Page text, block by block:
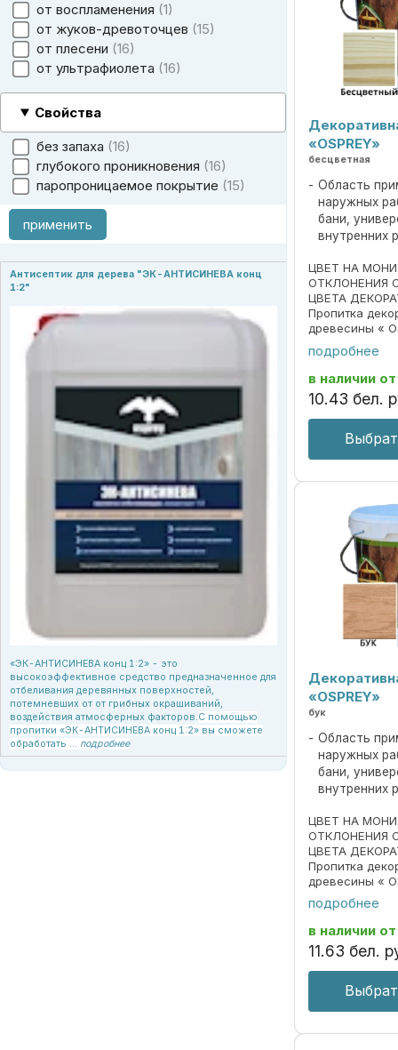
от воспламенения 1
от жуков-древоточцев 15
от плесени 16
от ультрафиолета 16
Свойства
без запаха 16
глубокого проникновения 16
паропроницаемое покрытие 15
применить
Антисептик для дерева "ЭК-АНТИСИНЕВА конц
1:2"
«ЭК-АНТИСИНЕВА конц 1:2» - это
высокоэффективное средство предназначенное для
отбеливания деревянных поверхностей,
потемневших от от грибных окрашиваний,
воздействия атмосферных факторов.С помощью
пропитки «ЭК-АНТИСИНЕВА конц 1:2» вы сможете
обработать ... подробнее
«OSPREY»
бесцветная
Область
наружных
бани,
внутренних
ЦВЕТ НА
ОТКЛОНЕНИЯ
ЦВЕТА
Пропитка
древесины «
Пропитка
декоративной
подробнее
в наличии от
10.43 бел.
«OSPREY»
бук
Область
наружных
бани,
внутренних
ЦВЕТ НА
ОТКЛОНЕНИЯ
ЦВЕТА
Пропитка
древесины «
Пропитка
декоративной
подробнее
в наличии от
11.63 бел.